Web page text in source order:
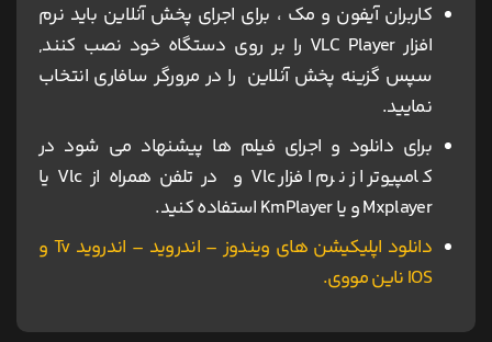
کاربران آیفون و مک ، برای اجرای پخش آنلاین باید نرم
افزار VLC Player را بر روی دستگاه خود نصب کنند,
سپس گزینه پخش آنلاین را در مرورگر سافاری انتخاب
نمایید.
برای دانلود و اجرای فیلم ها پیشنهاد می شود در
کامپیوتر از نرم افزار Vlc و در تلفن همراه از Vlc یا
Mxplayer و یا KmPlayer استفاده کنید.
دانلود اپلیکیشن های ویندوز – اندروید – اندروید Tv و
IOS ناین مووی.